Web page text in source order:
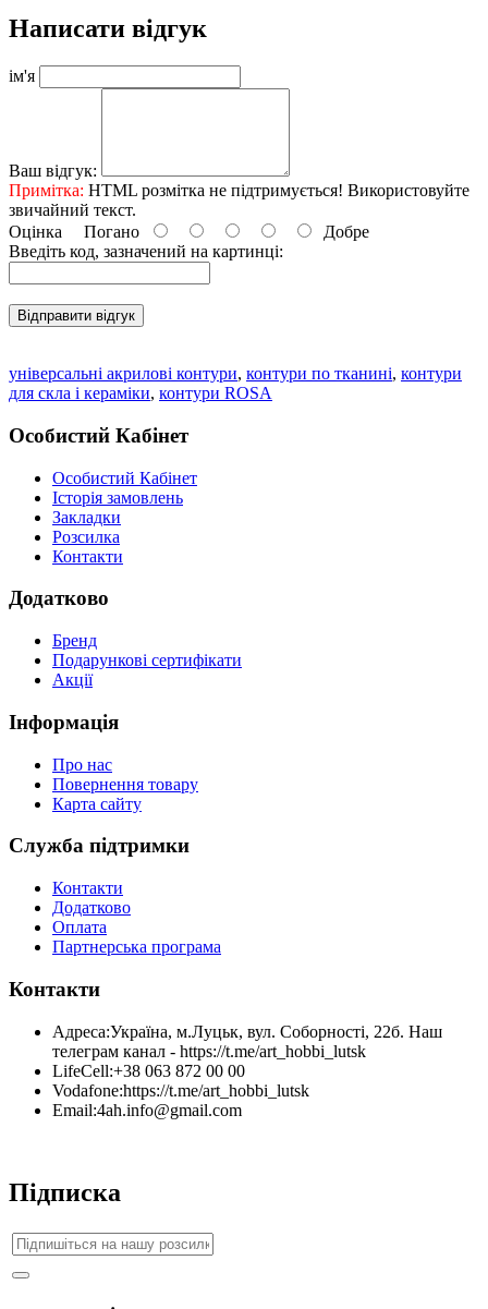
Написати відгук
ім'я
Ваш відгук:
Примітка: HTML розмітка не підтримується! Використовуйте
звичайний текст.
Оцінка Погано
Добре
Введіть код, зазначений на картинці:
Відправити відгук
універсальні акрилові контури, контури по тканині, контури
для скла і кераміки, контури ROSA
Особистий Кабінет
Особистий Кабінет
Історія замовлень
Закладки
Розсилка
Контакти
Додатково
Бренд
Подарункові сертифікати
Акції
Інформація
Про нас
Повернення товару
Карта сайту
Служба підтримки
Контакти
Додатково
Оплата
Партнерська програма
Контакти
Адреса:Україна, м.Луцьк, вул. Соборності, 22б. Наш
телеграм канал - https://t.me/art_hobbi_lutsk
LifeCell:+38 063 872 00 00
Vodafone:https://t.me/art_hobbi_lutsk
Email:4ah.info@gmail.com
Підписка